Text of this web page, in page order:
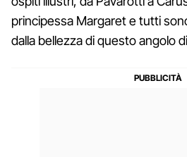
principessa Margaret e tutti
dalla bellezza di questo angolo